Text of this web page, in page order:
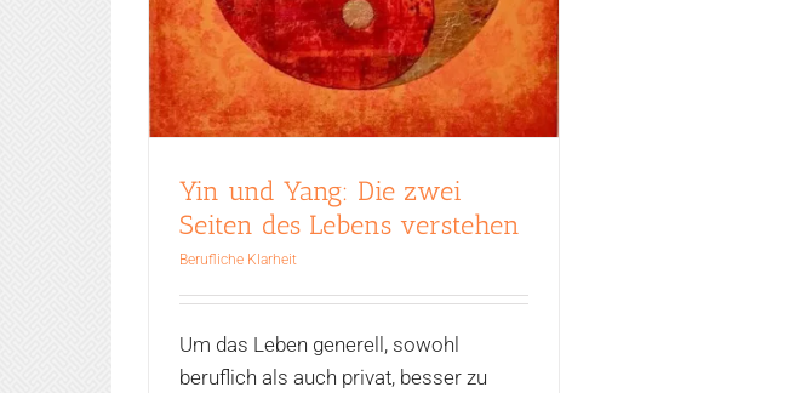
Yin und Yang: Die zwei
Seiten des Lebens verstehen
Berufliche Klarheit
Um das Leben generell, sowohl
beruflich als auch privat, besser zu